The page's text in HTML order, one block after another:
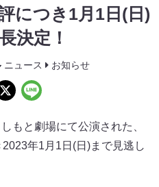
につき1月1日(日)
決定！
ニュース お知らせ
もと劇場にて公演された、
年1月1日(日)まで見逃し